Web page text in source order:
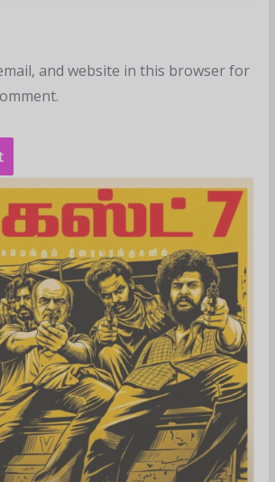
and website in this browser for